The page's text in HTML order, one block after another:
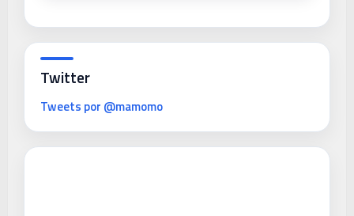
Twitter
Tweets por @mamomo